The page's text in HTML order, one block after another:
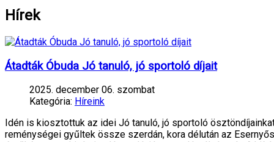
Hírek
Átadták Óbuda Jó tanuló, jó sportoló díjait
2025. december 06. szombat
Kategória: Híreink
Idén is kiosztottuk az idei Jó tanuló, jó sportoló
reménységei gyűltek össze szerdán, kora délután az